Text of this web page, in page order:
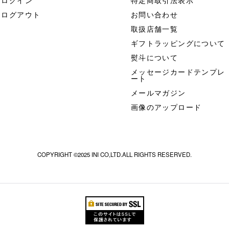
ログアウト
お問い合わせ
取扱店舗一覧
ギフトラッピングについて
熨斗について
メッセージカードテンプレ
ート
メールマガジン
画像のアップロード
COPYRIGHT ©2025 INI CO,LTD.ALL RIGHTS RESERVED.